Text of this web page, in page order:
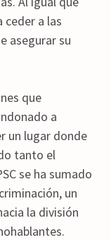
ceder a las
asegurar su
que
a
un lugar donde
tanto el
se ha sumado
un
la división